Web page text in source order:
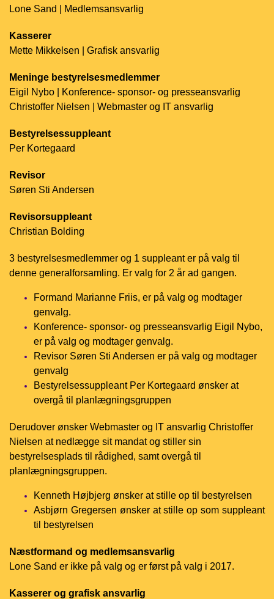
Lone Sand | Medlemsansvarlig
Kasserer
Mette Mikkelsen | Grafisk ansvarlig
Meninge bestyrelsesmedlemmer
Eigil Nybo | Konference- sponsor- og presseansvarlig
Christoffer Nielsen | Webmaster og IT ansvarlig
Bestyrelsessuppleant
Per Kortegaard
Revisor
Søren Sti Andersen
Revisorsuppleant
Christian Bolding
3 bestyrelsesmedlemmer og 1 suppleant er på valg til
denne generalforsamling. Er valg for 2 år ad gangen.
Formand Marianne Friis, er på valg og modtager
genvalg.
Konference- sponsor- og presseansvarlig Eigil Nybo,
er på valg og modtager genvalg.
Revisor Søren Sti Andersen er på valg og modtager
genvalg
Bestyrelsessuppleant Per Kortegaard ønsker at
overgå til planlægningsgruppen
Derudover ønsker Webmaster og IT ansvarlig Christoffer
Nielsen at nedlægge sit mandat og stiller sin
bestyrelsesplads til rådighed, samt overgå til
planlægningsgruppen.
Kenneth Højbjerg ønsker at stille op til bestyrelsen
Asbjørn Gregersen ønsker at stille op som suppleant
til bestyrelsen
Næstformand og medlemsansvarlig
Lone Sand er ikke på valg og er først på valg i 2017.
Kasserer og grafisk ansvarlig